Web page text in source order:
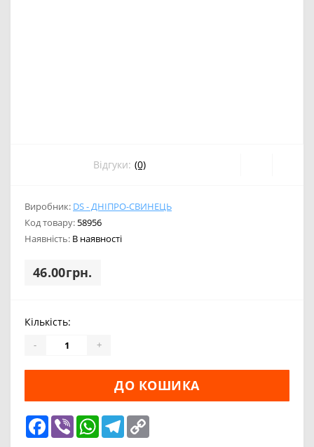
Відгуки: (0)
Виробник: DS - ДНІПРО-СВИНЕЦЬ
Код товару: 58956
Наявність: В наявності
46.00грн.
Кількість:
- +
ДО КОШИКА
Facebook
Viber WhatsApp
Telegram